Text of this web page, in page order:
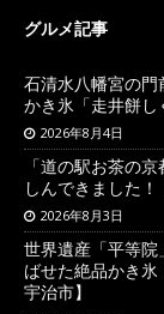
グルメ記事
石清水八幡宮の
かき氷「走井餅し
2026年8月4日
「道の駅お茶の
しんできました！
2026年8月3日
世界遺産「平等
ばせた絶品かき
宇治市】